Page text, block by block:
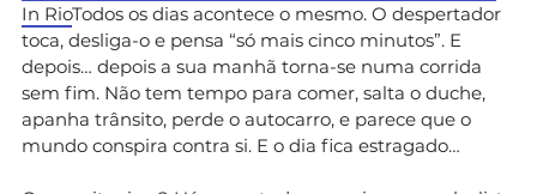
In RioTodos os dias acontece o mesmo. O despertador
toca, desliga-o e pensa “só mais cinco minutos”. E
depois… depois a sua manhã torna-se numa corrida
sem fim. Não tem tempo para comer, salta o duche,
apanha trânsito, perde o autocarro, e parece que o
mundo conspira contra si. E o dia fica estragado…